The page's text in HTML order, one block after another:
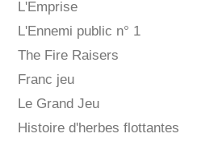
L'Emprise
L'Ennemi public n° 1
The Fire Raisers
Franc jeu
Le Grand Jeu
Histoire d'herbes flottantes